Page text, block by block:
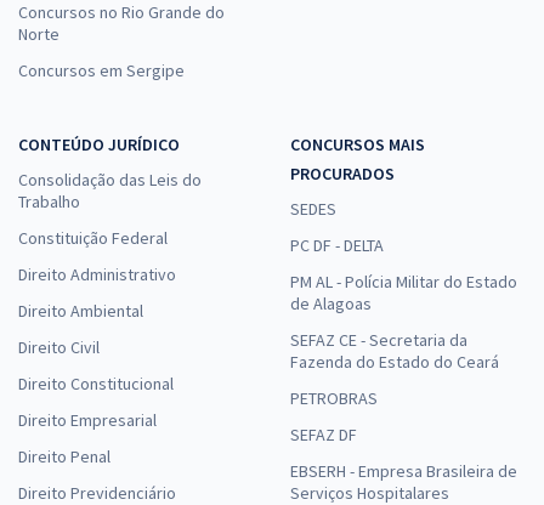
Concursos no Rio Grande do
Norte
Concursos em Sergipe
CONTEÚDO JURÍDICO
Consolidação das Leis do
Trabalho
Constituição Federal
Direito Administrativo
Direito Ambiental
Direito Civil
Direito Constitucional
Direito Empresarial
Direito Penal
Direito Previdenciário
CONCURSOS MAIS
PROCURADOS
SEDES
PC DF - DELTA
PM AL - Polícia Militar do Estado
de Alagoas
SEFAZ CE - Secretaria da
Fazenda do Estado do Ceará
PETROBRAS
SEFAZ DF
EBSERH - Empresa Brasileira de
Serviços Hospitalares